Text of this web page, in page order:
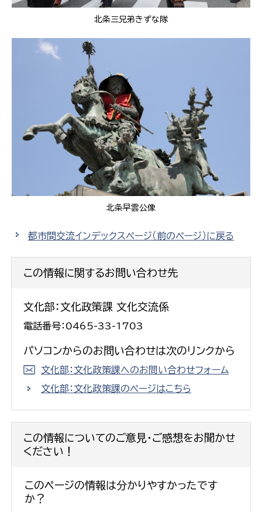
北条三兄弟きずな隊
北条早雲公像
都市間交流インデックスページ（前のページ）に戻る
この情報に関するお問い合わせ先
文化部：文化政策課 文化交流係
電話番号：0465-33-1703
パソコンからのお問い合わせは次のリンクから
文化部：文化政策課へのお問い合わせフォーム
文化部：文化政策課のページはこちら
この情報についてのご意見・ご感想をお聞かせ
ください！
このページの情報は分かりやすかったです
か？